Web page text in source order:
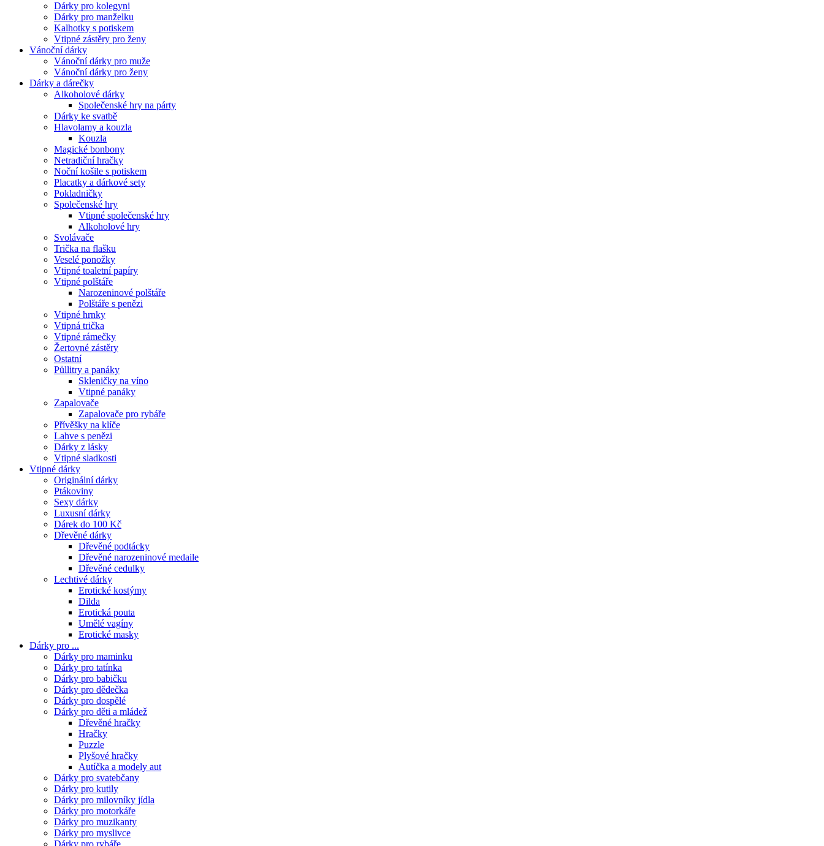
Dárky pro kolegyni
Dárky pro manželku
Kalhotky s potiskem
Vtipné zástěry pro ženy
Vánoční dárky
Vánoční dárky pro muže
Vánoční dárky pro ženy
Dárky a dárečky
Alkoholové dárky
Společenské hry na párty
Dárky ke svatbě
Hlavolamy a kouzla
Kouzla
Magické bonbony
Netradiční hračky
Noční košile s potiskem
Placatky a dárkové sety
Pokladničky
Společenské hry
Vtipné společenské hry
Alkoholové hry
Svolávače
Trička na flašku
Veselé ponožky
Vtipné toaletní papíry
Vtipné polštáře
Narozeninové polštáře
Polštáře s penězi
Vtipné hrnky
Vtipná trička
Vtipné rámečky
Žertovné zástěry
Ostatní
Půllitry a panáky
Skleničky na víno
Vtipné panáky
Zapalovače
Zapalovače pro rybáře
Přívěšky na klíče
Lahve s penězi
Dárky z lásky
Vtipné sladkosti
Vtipné dárky
Originální dárky
Ptákoviny
Sexy dárky
Luxusní dárky
Dárek do 100 Kč
Dřevěné dárky
Dřevěné podtácky
Dřevěné narozeninové medaile
Dřevěné cedulky
Lechtivé dárky
Erotické kostýmy
Dilda
Erotická pouta
Umělé vagíny
Erotické masky
Dárky pro ...
Dárky pro maminku
Dárky pro tatínka
Dárky pro babičku
Dárky pro dědečka
Dárky pro dospělé
Dárky pro děti a mládež
Dřevěné hračky
Hračky
Puzzle
Plyšové hračky
Autíčka a modely aut
Dárky pro svatebčany
Dárky pro kutily
Dárky pro milovníky jídla
Dárky pro motorkáře
Dárky pro muzikanty
Dárky pro myslivce
Dárky pro rybáře